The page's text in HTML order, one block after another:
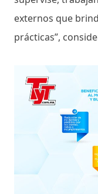
externos que
prácticas”,